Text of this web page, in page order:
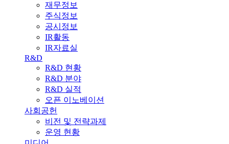
재무정보
주식정보
공시정보
IR활동
IR자료실
R&D
R&D 현황
R&D 분야
R&D 실적
오픈 이노베이션
사회공헌
비전 및 전략과제
운영 현황